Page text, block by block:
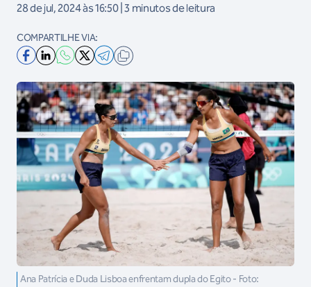
28 de jul, 2024 às 16:50 | 3 minutos de leitura
COMPARTILHE VIA:
Ana Patrícia e Duda Lisboa enfrentam dupla do Egito - Foto: